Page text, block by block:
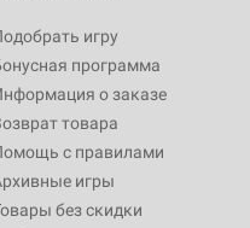
игру
программа
о заказе
товара
с правилами
игры
без скидки